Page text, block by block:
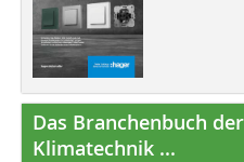
Das Branchenbuch
Klimatechnik ...